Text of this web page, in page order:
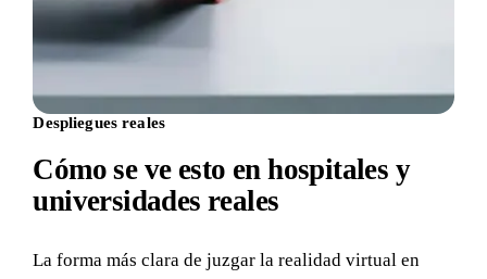
Despliegues reales
Cómo se ve esto en hospitales y
universidades reales
La forma más clara de juzgar la realidad virtual en